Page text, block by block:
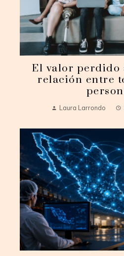
El valor perdido
relación entre
Laura Larrondo